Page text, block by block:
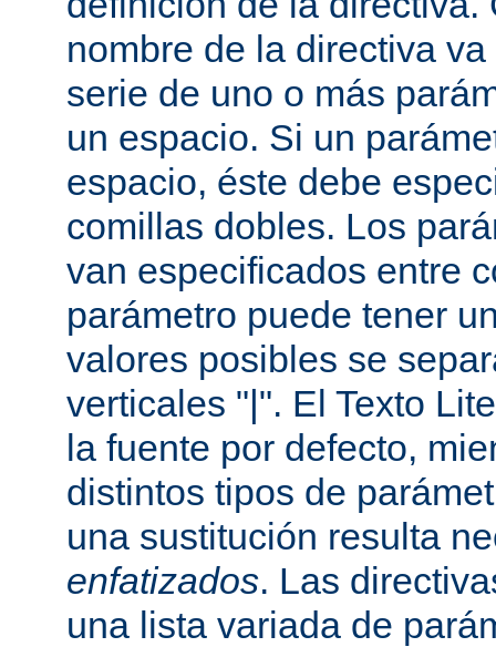
nombre de la directiva
serie de uno o más
un espacio. Si un
espacio, éste debe
comillas dobles. Los
van especificados entre
parámetro puede tener
valores posibles se
verticales "|". El Texto
la fuente por defecto,
distintos tipos de
una sustitución resulta
enfatizados. Las
una lista variada de